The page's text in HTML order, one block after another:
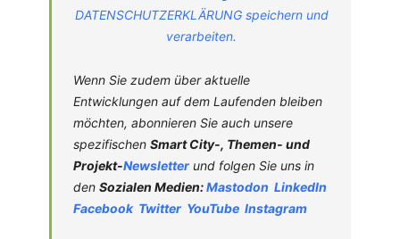
DATENSCHUTZERKLÄRUNG speichern und
verarbeiten.
Wenn Sie zudem über aktuelle
Entwicklungen auf dem Laufenden bleiben
möchten, abonnieren Sie auch unsere
spezifischen Smart City-, Themen- und
Projekt-Newsletter und folgen Sie uns in
den Sozialen Medien:Mastodon LinkedIn
Facebook Twitter YouTube Instagram